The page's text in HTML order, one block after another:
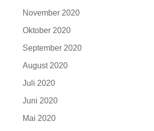
November 2020
Oktober 2020
September 2020
August 2020
Juli 2020
Juni 2020
Mai 2020